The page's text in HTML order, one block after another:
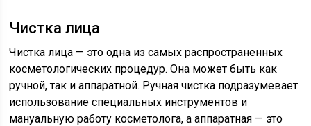
Чистка лица
Чистка лица — это одна из самых распространенных
косметологических процедур. Она может быть как
ручной, так и аппаратной. Ручная чистка подразумевает
использование специальных инструментов и
мануальную работу косметолога, а аппаратная — это